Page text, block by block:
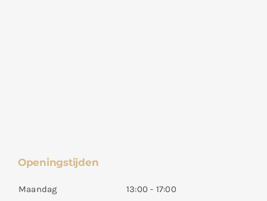
Openingstijden
Maandag
13:00 - 17:00